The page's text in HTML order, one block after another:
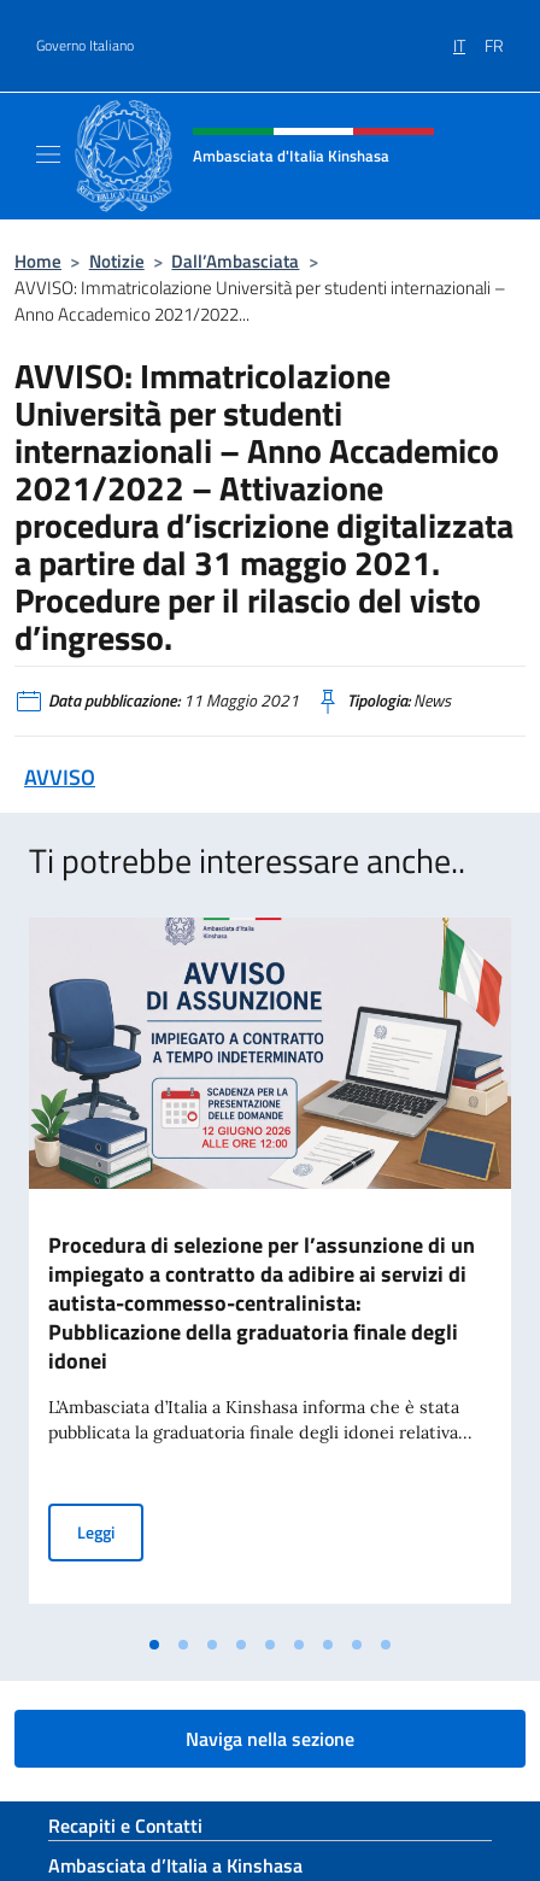
Governo Italiano IT FR
Intestazione sito, social e menù
Ambasciata d'Italia Kinshasa
Home > Notizie > Dall’Ambasciata >
AVVISO: Immatricolazione Università per studenti internazionali –
Anno Accademico 2021/2022...
AVVISO: Immatricolazione
Università per studenti
internazionali – Anno Accademico
2021/2022 – Attivazione
procedura d’iscrizione digitalizzata
a partire dal 31 maggio 2021.
Procedure per il rilascio del visto
d’ingresso.
Data pubblicazione:11 Maggio 2021 Tipologia:News
AVVISO
Ti potrebbe interessare anche..
Procedura di selezione per l’assunzione di un
impiegato a contratto da adibire ai servizi di
autista-commesso-centralinista:
Pubblicazione della graduatoria finale degli
idonei
L’Ambasciata d’Italia a Kinshasa informa che è stata
pubblicata la graduatoria finale degli idonei relativa...
LeggiProcedura di selezione per l’assunzione di un impiegato
Naviga nella sezione
Sezione footer
Recapiti e Contatti
Ambasciata d’Italia a Kinshasa